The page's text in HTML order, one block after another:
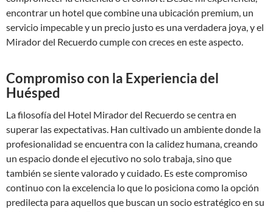
encontrar un hotel que combine una ubicación premium, un
servicio impecable y un precio justo es una verdadera joya, y el
Mirador del Recuerdo cumple con creces en este aspecto.
Compromiso con la Experiencia del
Huésped
La filosofía del Hotel Mirador del Recuerdo se centra en
superar las expectativas. Han cultivado un ambiente donde la
profesionalidad se encuentra con la calidez humana, creando
un espacio donde el ejecutivo no solo trabaja, sino que
también se siente valorado y cuidado. Es este compromiso
continuo con la excelencia lo que lo posiciona como la opción
predilecta para aquellos que buscan un socio estratégico en su